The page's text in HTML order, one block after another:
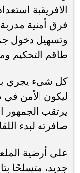
الافريقية
فرق أمنية
وتسهيل دخول
طاقم التحكيم
كل شيء يجري
ليكون الأمن في
يرتقب الجمهور
صافرته لبدء
على أرضية
جديد، متسلحًا